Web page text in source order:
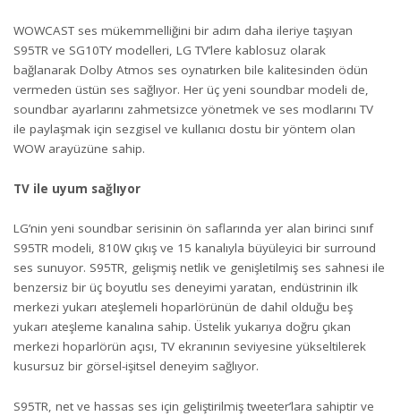
WOWCAST ses mükemmelliğini bir adım daha ileriye taşıyan
S95TR ve SG10TY modelleri, LG TV’lere kablosuz olarak
bağlanarak Dolby Atmos ses oynatırken bile kalitesinden ödün
vermeden üstün ses sağlıyor. Her üç yeni soundbar modeli de,
soundbar ayarlarını zahmetsizce yönetmek ve ses modlarını TV
ile paylaşmak için sezgisel ve kullanıcı dostu bir yöntem olan
WOW arayüzüne sahip.
TV ile uyum sağlıyor
LG’nin yeni soundbar serisinin ön saflarında yer alan birinci sınıf
S95TR modeli, 810W çıkış ve 15 kanalıyla büyüleyici bir surround
ses sunuyor. S95TR, gelişmiş netlik ve genişletilmiş ses sahnesi ile
benzersiz bir üç boyutlu ses deneyimi yaratan, endüstrinin ilk
merkezi yukarı ateşlemeli hoparlörünün de dahil olduğu beş
yukarı ateşleme kanalına sahip. Üstelik yukarıya doğru çıkan
merkezi hoparlörün açısı, TV ekranının seviyesine yükseltilerek
kusursuz bir görsel-işitsel deneyim sağlıyor.
S95TR, net ve hassas ses için geliştirilmiş tweeter’lara sahiptir ve